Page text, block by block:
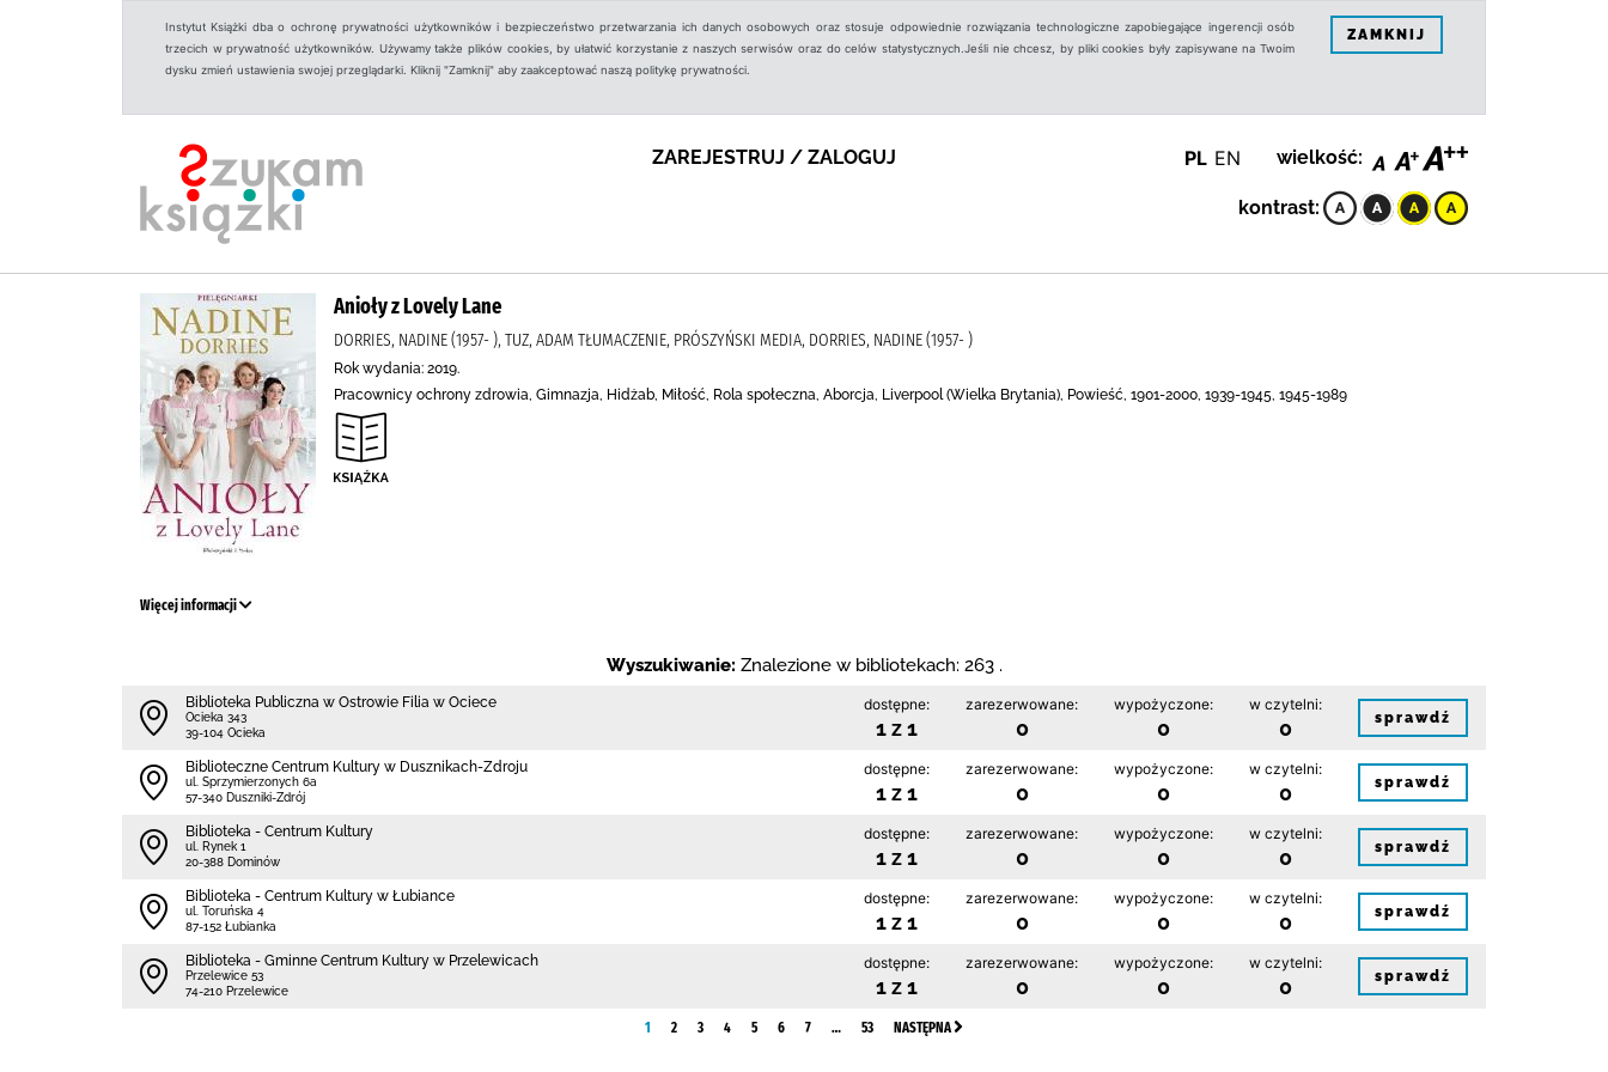
Instytut Książki dba o ochronę prywatności użytkowników i bezpieczeństwo przetwarzania ich danych osobowych oraz stosuje odpowiednie rozwiązania technologiczne zapobiegające ingerencji osób
trzecich w prywatność użytkowników. Używamy także plików cookies, by ułatwić korzystanie z naszych serwisów oraz do celów statystycznych.Jeśli nie chcesz, by pliki cookies były zapisywane na Twoim
dysku zmień ustawienia swojej przeglądarki. Kliknij "Zamknij" aby zaakceptować naszą politykę prywatności.
ZAMKNIJ
ZAREJESTRUJ / ZALOGUJ PL EN wielkość:
kontrast:
Anioły z Lovely Lane
DORRIES, NADINE (1957- ), TUZ, ADAM TŁUMACZENIE, PRÓSZYŃSKI MEDIA, DORRIES, NADINE (1957- )
Rok wydania: 2019.
Pracownicy ochrony zdrowia, Gimnazja, Hidżab, Miłość, Rola społeczna, Aborcja, Liverpool (Wielka Brytania), Powieść, 1901-2000, 1939-1945, 1945-1989
Więcej informacji
Wyszukiwanie: Znalezione w bibliotekach: 263 .
Biblioteka Publiczna w Ostrowie Filia w Ociece
Ocieka 343
39-104 Ocieka
dostępne:
1 z 1
zarezerwowane:
0
wypożyczone:
0
w czytelni:
0 sprawdź
Biblioteczne Centrum Kultury w Dusznikach-Zdroju
ul. Sprzymierzonych 6a
57-340 Duszniki-Zdrój
dostępne:
1 z 1
zarezerwowane:
0
wypożyczone:
0
w czytelni:
0 sprawdź
Biblioteka - Centrum Kultury
ul. Rynek 1
20-388 Dominów
dostępne:
1 z 1
zarezerwowane:
0
wypożyczone:
0
w czytelni:
0 sprawdź
Biblioteka - Centrum Kultury w Łubiance
ul. Toruńska 4
87-152 Łubianka
dostępne:
1 z 1
zarezerwowane:
0
wypożyczone:
0
w czytelni:
0 sprawdź
Biblioteka - Gminne Centrum Kultury w Przelewicach
Przelewice 53
74-210 Przelewice
dostępne:
1 z 1
zarezerwowane:
0
wypożyczone:
0
w czytelni:
0 sprawdź
1 2 3 4 5 6 7 … 53 NASTĘPNA